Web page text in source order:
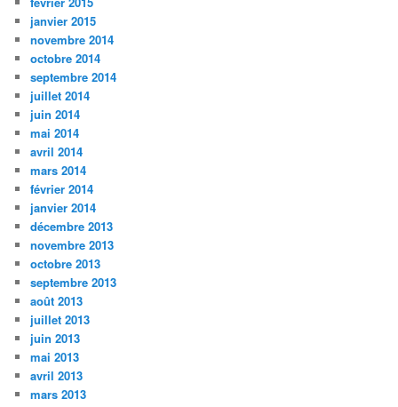
janvier 2015
novembre 2014
octobre 2014
septembre 2014
juillet 2014
juin 2014
mai 2014
avril 2014
mars 2014
février 2014
janvier 2014
décembre 2013
novembre 2013
octobre 2013
septembre 2013
août 2013
juillet 2013
juin 2013
mai 2013
avril 2013
mars 2013